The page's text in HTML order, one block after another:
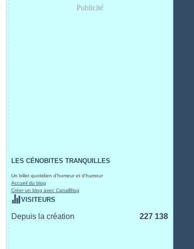
Publicité
LES CÉNOBITES TRANQUILLES
Un billet quotidien d'humeur et d'humour
Accueil du blog
Créer un blog avec CanalBlog
VISITEURS
Depuis la création 227 138